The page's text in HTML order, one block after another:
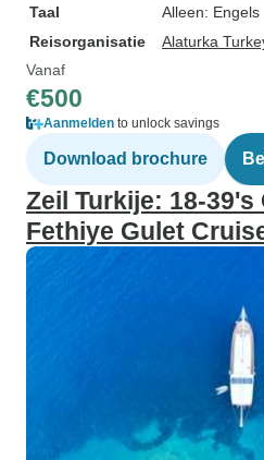
Taal
Alleen: Engels
Reisorganisatie
Alaturka
Vanaf
€500
Aanmelden to unlock savings
Download brochure
Zeil Turkije: 18-
Fethiye Gulet